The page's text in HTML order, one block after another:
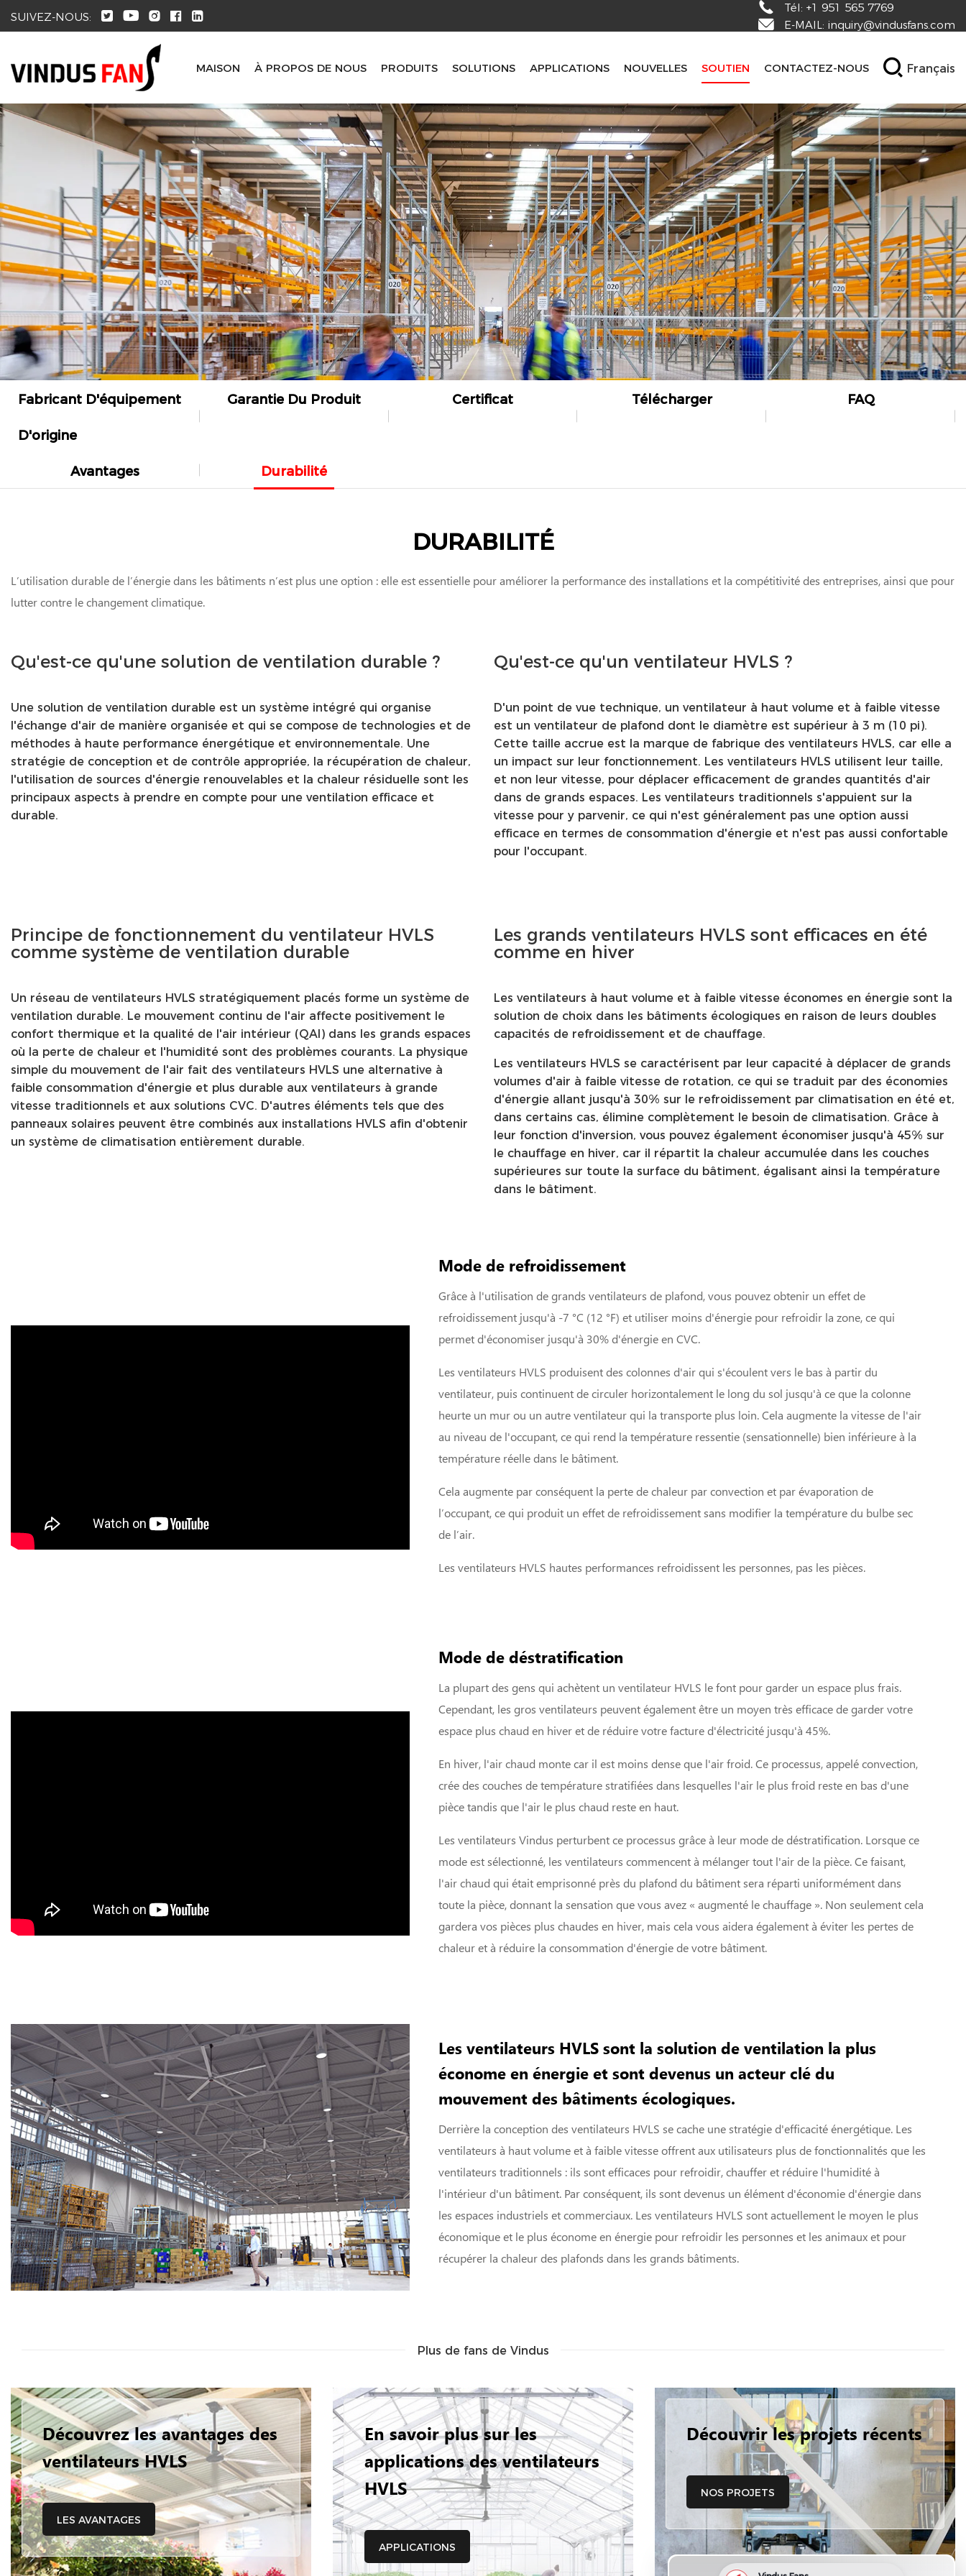
SUIVEZ-NOUS:
Tél: +1 951 565 7769
E-MAIL: inquiry@vindusfans.com
MAISON À PROPOS DE NOUS PRODUITS SOLUTIONS APPLICATIONS NOUVELLES SOUTIEN CONTACTEZ-NOUS Français
Fabricant D'équipement
D'origine
Garantie Du Produit Certificat Télécharger FAQ
Avantages Durabilité
DURABILITÉ
L’utilisation durable de l’énergie dans les bâtiments n’est plus une option : elle est essentielle pour améliorer la performance des installations et la compétitivité des entreprises, ainsi que pour
lutter contre le changement climatique.
Qu'est-ce qu'une solution de ventilation durable ?
Une solution de ventilation durable est un système intégré qui organise
l'échange d'air de manière organisée et qui se compose de technologies et de
méthodes à haute performance énergétique et environnementale. Une
stratégie de conception et de contrôle appropriée, la récupération de chaleur,
l'utilisation de sources d'énergie renouvelables et la chaleur résiduelle sont les
principaux aspects à prendre en compte pour une ventilation efficace et
durable.
Qu'est-ce qu'un ventilateur HVLS ?
D'un point de vue technique, un ventilateur à haut volume et à faible vitesse
est un ventilateur de plafond dont le diamètre est supérieur à 3 m (10 pi).
Cette taille accrue est la marque de fabrique des ventilateurs HVLS, car elle a
un impact sur leur fonctionnement. Les ventilateurs HVLS utilisent leur taille,
et non leur vitesse, pour déplacer efficacement de grandes quantités d'air
dans de grands espaces. Les ventilateurs traditionnels s'appuient sur la
vitesse pour y parvenir, ce qui n'est généralement pas une option aussi
efficace en termes de consommation d'énergie et n'est pas aussi confortable
pour l'occupant.
Principe de fonctionnement du ventilateur HVLS
comme système de ventilation durable
Un réseau de ventilateurs HVLS stratégiquement placés forme un système de
ventilation durable. Le mouvement continu de l'air affecte positivement le
confort thermique et la qualité de l'air intérieur (QAI) dans les grands espaces
où la perte de chaleur et l'humidité sont des problèmes courants. La physique
simple du mouvement de l'air fait des ventilateurs HVLS une alternative à
faible consommation d'énergie et plus durable aux ventilateurs à grande
vitesse traditionnels et aux solutions CVC. D'autres éléments tels que des
panneaux solaires peuvent être combinés aux installations HVLS afin d'obtenir
un système de climatisation entièrement durable.
Les grands ventilateurs HVLS sont efficaces en été
comme en hiver
Les ventilateurs à haut volume et à faible vitesse économes en énergie sont la
solution de choix dans les bâtiments écologiques en raison de leurs doubles
capacités de refroidissement et de chauffage.
Les ventilateurs HVLS se caractérisent par leur capacité à déplacer de grands
volumes d'air à faible vitesse de rotation, ce qui se traduit par des économies
d'énergie allant jusqu'à 30% sur le refroidissement par climatisation en été et,
dans certains cas, élimine complètement le besoin de climatisation. Grâce à
leur fonction d'inversion, vous pouvez également économiser jusqu'à 45% sur
le chauffage en hiver, car il répartit la chaleur accumulée dans les couches
supérieures sur toute la surface du bâtiment, égalisant ainsi la température
dans le bâtiment.
Mode de refroidissement
Grâce à l'utilisation de grands ventilateurs de plafond, vous pouvez obtenir un effet de
refroidissement jusqu'à -7 °C (12 °F) et utiliser moins d'énergie pour refroidir la zone, ce qui
permet d'économiser jusqu'à 30% d'énergie en CVC.
Les ventilateurs HVLS produisent des colonnes d'air qui s'écoulent vers le bas à partir du
ventilateur, puis continuent de circuler horizontalement le long du sol jusqu'à ce que la colonne
heurte un mur ou un autre ventilateur qui la transporte plus loin. Cela augmente la vitesse de l'air
au niveau de l'occupant, ce qui rend la température ressentie (sensationnelle) bien inférieure à la
température réelle dans le bâtiment.
Cela augmente par conséquent la perte de chaleur par convection et par évaporation de
l’occupant, ce qui produit un effet de refroidissement sans modifier la température du bulbe sec
de l’air.
Les ventilateurs HVLS hautes performances refroidissent les personnes, pas les pièces.
Mode de déstratification
La plupart des gens qui achètent un ventilateur HVLS le font pour garder un espace plus frais.
Cependant, les gros ventilateurs peuvent également être un moyen très efficace de garder votre
espace plus chaud en hiver et de réduire votre facture d'électricité jusqu'à 45%.
En hiver, l'air chaud monte car il est moins dense que l'air froid. Ce processus, appelé convection,
crée des couches de température stratifiées dans lesquelles l'air le plus froid reste en bas d'une
pièce tandis que l'air le plus chaud reste en haut.
Les ventilateurs Vindus perturbent ce processus grâce à leur mode de déstratification. Lorsque ce
mode est sélectionné, les ventilateurs commencent à mélanger tout l'air de la pièce. Ce faisant,
l'air chaud qui était emprisonné près du plafond du bâtiment sera réparti uniformément dans
toute la pièce, donnant la sensation que vous avez « augmenté le chauffage ». Non seulement cela
gardera vos pièces plus chaudes en hiver, mais cela vous aidera également à éviter les pertes de
chaleur et à réduire la consommation d'énergie de votre bâtiment.
Les ventilateurs HVLS sont la solution de ventilation la plus
économe en énergie et sont devenus un acteur clé du
mouvement des bâtiments écologiques.
Derrière la conception des ventilateurs HVLS se cache une stratégie d'efficacité énergétique. Les
ventilateurs à haut volume et à faible vitesse offrent aux utilisateurs plus de fonctionnalités que les
ventilateurs traditionnels : ils sont efficaces pour refroidir, chauffer et réduire l'humidité à
l'intérieur d'un bâtiment. Par conséquent, ils sont devenus un élément d'économie d'énergie dans
les espaces industriels et commerciaux. Les ventilateurs HVLS sont actuellement le moyen le plus
économique et le plus économe en énergie pour refroidir les personnes et les animaux et pour
récupérer la chaleur des plafonds dans les grands bâtiments.
Plus de fans de Vindus
Découvrez les avantages des
ventilateurs HVLS
LES AVANTAGES
En savoir plus sur les
applications des ventilateurs
HVLS
APPLICATIONS
Découvrir les projets récents
NOS PROJETS